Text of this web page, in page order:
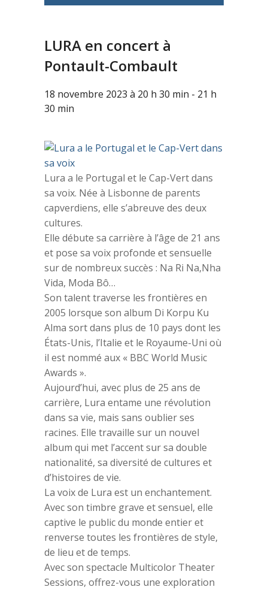
LURA en concert à
Pontault-Combault
18 novembre 2023 à 20 h 30 min - 21 h
30 min
Lura a le Portugal et le Cap-Vert dans
sa voix. Née à Lisbonne de parents
capverdiens, elle s’abreuve des deux
cultures.
Elle débute sa carrière à l’âge de 21 ans
et pose sa voix profonde et sensuelle
sur de nombreux succès : Na Ri Na,Nha
Vida, Moda Bô…
Son talent traverse les frontières en
2005 lorsque son album Di Korpu Ku
Alma sort dans plus de 10 pays dont les
États-Unis, l’Italie et le Royaume-Uni où
il est nommé aux « BBC World Music
Awards ».
Aujourd’hui, avec plus de 25 ans de
carrière, Lura entame une révolution
dans sa vie, mais sans oublier ses
racines. Elle travaille sur un nouvel
album qui met l’accent sur sa double
nationalité, sa diversité de cultures et
d’histoires de vie.
La voix de Lura est un enchantement.
Avec son timbre grave et sensuel, elle
captive le public du monde entier et
renverse toutes les frontières de style,
de lieu et de temps.
Avec son spectacle Multicolor Theater
Sessions, offrez-vous une exploration